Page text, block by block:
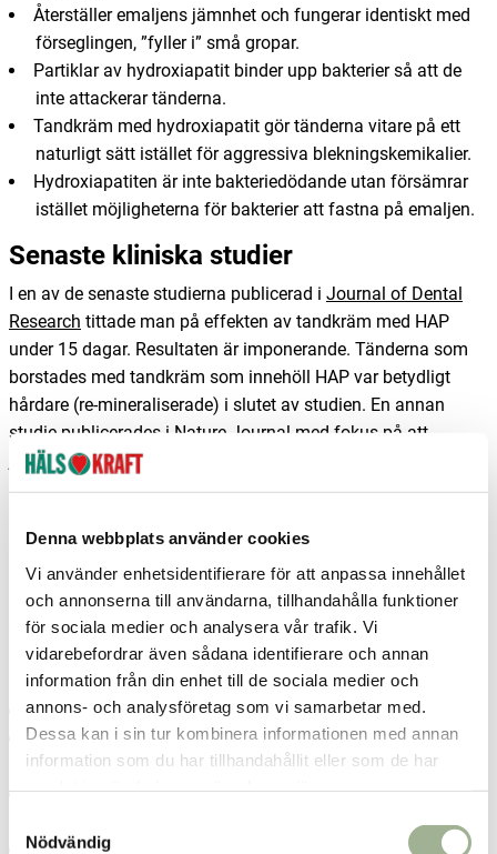
Denna webbplats använder cookies
Vi använder enhetsidentifierare för att anpassa innehållet
och annonserna till användarna, tillhandahålla funktioner
för sociala medier och analysera vår trafik. Vi
vidarebefordrar även sådana identifierare och annan
information från din enhet till de sociala medier och
annons- och analysföretag som vi samarbetar med.
Dessa kan i sin tur kombinera informationen med annan
information som du har tillhandahållit eller som de har
Nödvändig
Återställer emaljens jämnhet och fungerar identiskt med
förseglingen, ”fyller i” små gropar.
Partiklar av hydroxiapatit binder upp bakterier så att de
inte attackerar tänderna.
Tandkräm med hydroxiapatit gör tänderna vitare på ett
naturligt sätt istället för aggressiva blekningskemikalier.
Hydroxiapatiten är inte bakteriedödande utan försämrar
istället möjligheterna för bakterier att fastna på emaljen.
Senaste kliniska studier
I en av de senaste studierna publicerad i Journal of Dental
Research tittade man på effekten av tandkräm med HAP
under 15 dagar. Resultaten är imponerande. Tänderna som
borstades med tandkräm som innehöll HAP var betydligt
hårdare (re-mineraliserade) i slutet av studien. En annan
studie publicerades i Nature Journal med fokus på att
jämföra fluortandkräm och tandkräm med HAP. Det visade
att tandkräm med HAP var lika effektiv att återuppbygga
stärks hjälper det att minska tandkänslighet också.
Forskning visar att hydroxiapatit har goda egenskaper i form
av kariesprofylax. Tänderna har nytta både av bra kost och
daglig tillförsel av hydroxiapatit via tandkräm.
Fler tips för att hålla tänderna friska
Borsta tänderna två gånger om dagen.
Rengör mellan tänderna också. Det stoppar plack från att
byggas upp runt tandköttet.
Skölj med munvatten. Det tar bort eventuella matrester